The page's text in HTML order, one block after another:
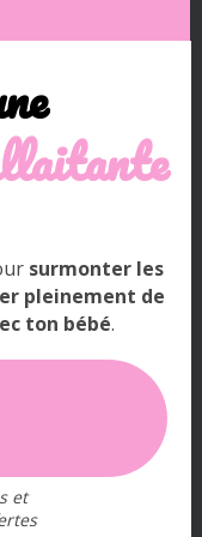
de
ici
surmonter les
pleinement de
ton bébé.
et